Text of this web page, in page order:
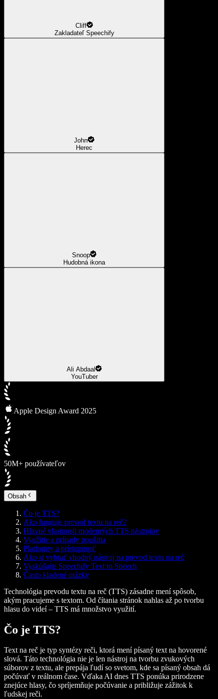
Cliff
Zakladateľ Speechify
John
Herec
Snoop
Hudobná ikona
Ali Abdaal
YouTuber
Apple Design Award 2025
50M+ používateľov
Obsah
Čo je TTS?
Ako funguje prevod textu na reč?
Hlavné vlastnosti moderných TTS nástrojov
Využitie a prípady použitia
Platformy a prístupnosť
Ako si vybrať vhodný nástroj na prevod textu na reč
Vyskúšajte Speechify Text to Speech
Často kladené otázky
Technológia prevodu textu na reč (TTS) zásadne mení spôsob,
akým pracujeme s textom. Od čítania stránok nahlas až po tvorbu
hlasu do videí – TTS má množstvo využití.
Čo je TTS?
Text na reč je typ syntézy reči, ktorá mení písaný text na hovorené
slová. Táto technológia nie je len nástroj na tvorbu zvukových
súborov z textu, ale prepája ľudí so svetom, kde sa písaný obsah dá
počúvať v reálnom čase. Vďaka AI dnes TTS ponúka prirodzene
znejúce hlasy, čo spríjemňuje počúvanie a približuje zážitok k
ľudskej reči.